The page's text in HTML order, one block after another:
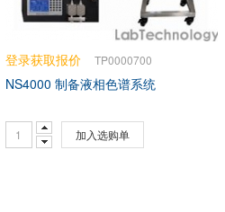
登录获取报价 TP0000700
NS4000 制备液相色谱系统
加入选购单